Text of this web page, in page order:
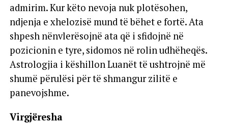
admirim. Kur këto nevoja nuk plotësohen,
ndjenja e xhelozisë mund të bëhet e fortë. Ata
shpesh nënvlerësojnë ata që i sfidojnë në
pozicionin e tyre, sidomos në rolin udhëheqës.
Astrologjia i këshillon Luanët të ushtrojnë më
shumë përulësi për të shmangur zilitë e
panevojshme.
Virgjëresha